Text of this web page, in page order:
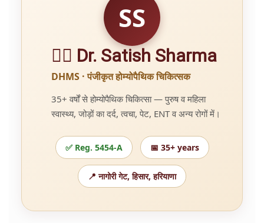
SS
👨‍⚕️ Dr. Satish Sharma
DHMS · पंजीकृत होम्योपैथिक चिकित्सक
35+ वर्षों से होम्योपैथिक चिकित्सा — पुरुष व महिला
स्वास्थ्य, जोड़ों का दर्द, त्वचा, पेट, ENT व अन्य रोगों में।
✅ Reg. 5454-A 📅 35+ years
📍 नागोरी गेट, हिसार, हरियाणा